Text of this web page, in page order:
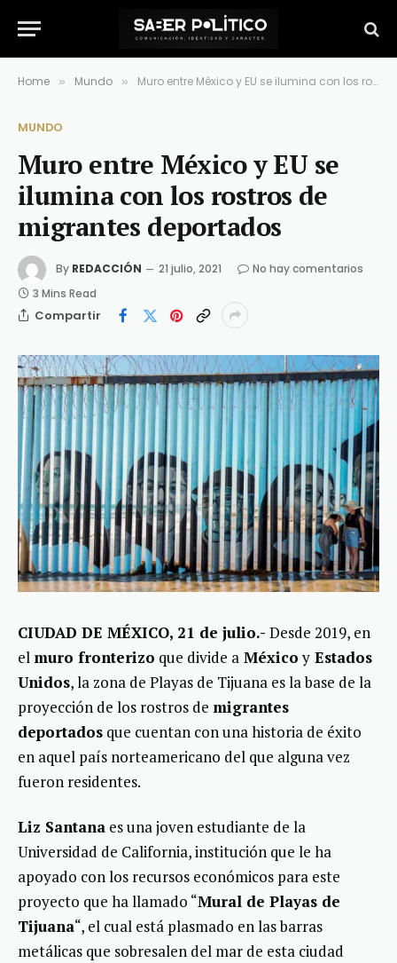
Home » Mundo » Muro entre México y EU se ilumina con los rostros de migrantes deportados
MUNDO
Muro entre México y EU se
ilumina con los rostros de
migrantes deportados
By REDACCIÓN 21 julio, 2021
No hay comentarios
3 Mins Read
Compartir
CIUDAD DE MÉXICO, 21 de julio.- Desde 2019, en
el muro fronterizo que divide a Méxicoy Estados
Unidos, la zona de Playas de Tijuana es la base de la
proyección de los rostros de migrantes
deportados que cuentan con una historia de éxito
en aquel país norteamericano del que alguna vez
fueron residentes.
Liz Santana es una joven estudiante de la
Universidad de California, institución que le ha
apoyado con los recursos económicos para este
proyecto que ha llamado “Mural de Playas de
Tijuana“, el cual está plasmado en las barras
metálicas que sobresalen del mar de esta ciudad